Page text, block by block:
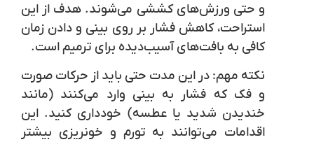
و حتی ورزش‌های کششی می‌شوند. هدف از این
استراحت، کاهش فشار بر روی بینی و دادن زمان
کافی به بافت‌های آسیب‌دیده برای ترمیم است.
نکته مهم:در این مدت حتی باید از حرکات صورت
و فک که فشار به بینی وارد می‌کنند (مانند
خندیدن شدید یا عطسه) خودداری کنید. این
اقدامات می‌توانند به تورم و خونریزی بیشتر